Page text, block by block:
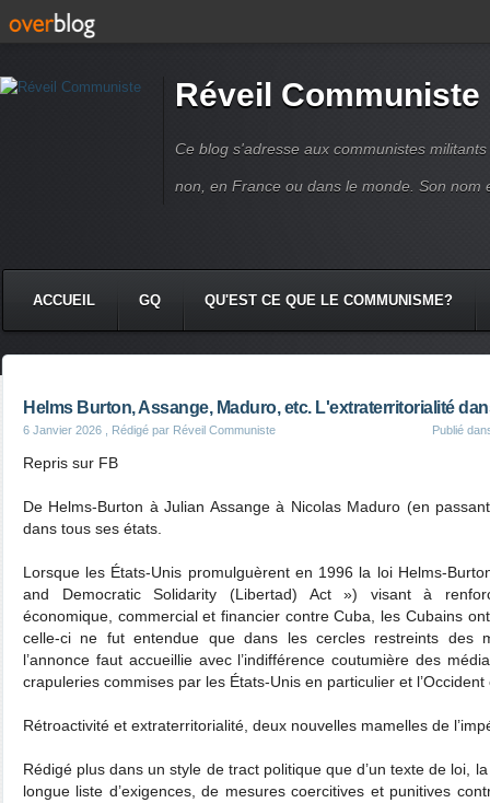
Réveil Communiste
Ce blog s'adresse aux communistes
non, en France ou dans le monde. Son nom
ACCUEIL GQ QU'EST CE QUE LE COMMUNISME?
Helms Burton, Assange, Maduro, etc. L'extraterritorialité
6 Janvier 2026 , Rédigé par Réveil Communiste Publié
Repris sur FB
De Helms-Burton à Julian Assange à Nicolas Maduro (en
dans tous ses états.
Lorsque les États-Unis promulguèrent en 1996 la loi Helms-
and Democratic Solidarity (Libertad) Act ») visant à
économique, commercial et financier contre Cuba, les Cubains
celle-ci ne fut entendue que dans les cercles restreints des
l’annonce faut accueillie avec l’indifférence coutumière des
crapuleries commises par les États-Unis en particulier et
Rétroactivité et extraterritorialité, deux nouvelles mamelles de
Rédigé plus dans un style de tract politique que d’un texte de loi,
longue liste d’exigences, de mesures coercitives et punitives